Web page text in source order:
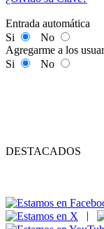
Entrada automática
Si
No
Agregarme a los
Si
No
DESTACADOS
|